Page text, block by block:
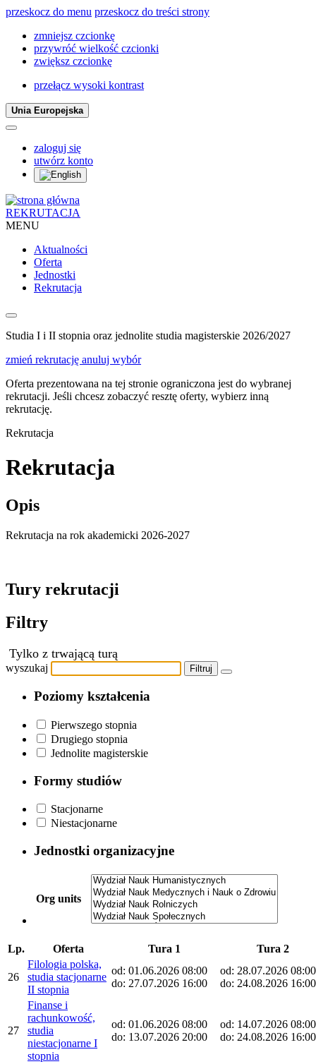
przeskocz do menu przeskocz do treści strony
zmniejsz czcionkę
przywróć wielkość czcionki
zwiększ czcionkę
przełącz wysoki kontrast
Unia Europejska
zaloguj się
utwórz konto
REKRUTACJA
MENU
Aktualności
Oferta
Jednostki
Rekrutacja
Studia I i II stopnia oraz jednolite studia magisterskie 2026/2027
zmień rekrutację anuluj wybór
Oferta prezentowana na tej stronie ograniczona jest do wybranej
rekrutacji. Jeśli chcesz zobaczyć resztę oferty, wybierz inną
rekrutację.
Rekrutacja
Rekrutacja
Opis
Rekrutacja na rok akademicki 2026-2027
Tury rekrutacji
Filtry
Tylko z trwającą turą
wyszukaj Filtruj
Poziomy kształcenia
Pierwszego stopnia
Drugiego stopnia
Jednolite magisterskie
Formy studiów
Stacjonarne
Niestacjonarne
Jednostki organizacyjne
Org units
Lp. Oferta Tura 1 Tura 2
26
Filologia polska,
studia stacjonarne
II stopnia
od: 01.06.2026 08:00
do: 27.07.2026 16:00
od: 28.07.2026 08:00
do: 24.08.2026 16:00
27
Finanse i
rachunkowość,
studia
niestacjonarne I
stopnia
od: 01.06.2026 08:00
do: 13.07.2026 20:00
od: 14.07.2026 08:00
do: 24.08.2026 16:00